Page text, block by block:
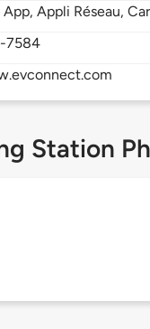
Appli Réseau,
7584
Station